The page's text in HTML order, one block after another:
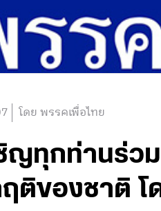
โดย พรรคเพื่อไทย
ญทุกท่านร่ว
ติของชาติ โ